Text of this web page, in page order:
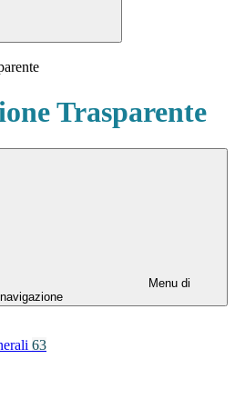
Trasparente
Menu di
navigazione
63